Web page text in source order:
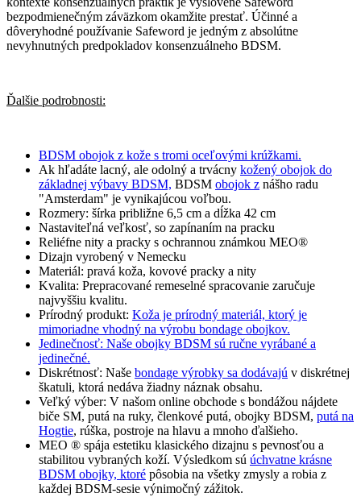
bezpodmienečným záväzkom okamžite prestať. Účinné a
dôveryhodné používanie Safeword je jedným z absolútne
nevyhnutných predpokladov konsenzuálneho BDSM.
Ďalšie podrobnosti:
BDSM obojok z kože s tromi oceľovými krúžkami.
Ak hľadáte lacný, ale odolný a trvácny kožený obojok do
základnej výbavy BDSM, BDSM obojok z nášho radu
"Amsterdam" je vynikajúcou voľbou.
Rozmery: šírka približne 6,5 cm a dĺžka 42 cm
Nastaviteľná veľkosť, so zapínaním na pracku
Reliéfne nity a pracky s ochrannou známkou MEO®
Dizajn vyrobený v Nemecku
Materiál: pravá koža, kovové pracky a nity
Kvalita: Prepracované remeselné spracovanie zaručuje
najvyššiu kvalitu.
Prírodný produkt: Koža je prírodný materiál, ktorý je
mimoriadne vhodný na výrobu bondage obojkov.
Jedinečnosť: Naše obojky BDSM sú ručne vyrábané a
jedinečné.
Diskrétnosť: Naše bondage výrobky sa dodávajú v diskrétnej
škatuli, ktorá nedáva žiadny náznak obsahu.
Veľký výber: V našom online obchode s bondážou nájdete
biče SM, putá na ruky, členkové putá, obojky BDSM, putá na
Hogtie, rúška, postroje na hlavu a mnoho ďalšieho.
MEO ® spája estetiku klasického dizajnu s pevnosťou a
stabilitou vybraných koží. Výsledkom sú úchvatne krásne
BDSM obojky, ktoré pôsobia na všetky zmysly a robia z
každej BDSM-sesie výnimočný zážitok.